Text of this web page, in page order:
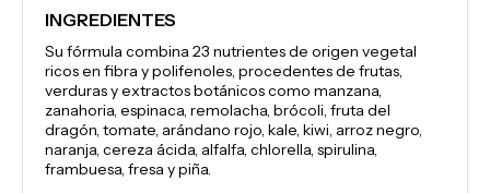
INGREDIENTES
Su fórmula combina 23 nutrientes de origen vegetal
ricos en fibra y polifenoles, procedentes de frutas,
verduras y extractos botánicos como manzana,
zanahoria, espinaca, remolacha, brócoli, fruta del
dragón, tomate, arándano rojo, kale, kiwi, arroz negro,
naranja, cereza ácida, alfalfa, chlorella, spirulina,
frambuesa, fresa y piña.